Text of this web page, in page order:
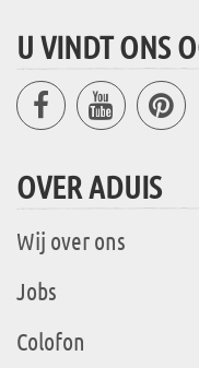
U VINDT ONS
OVER ADUIS
Wij over ons
Jobs
Colofon